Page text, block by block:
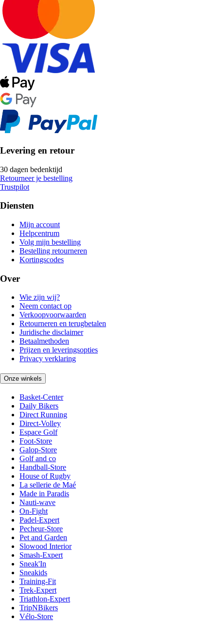
Levering en retour
30 dagen bedenktijd
Retourneer je bestelling
Trustpilot
Diensten
Mijn account
Helpcentrum
Volg mijn bestelling
Bestelling retourneren
Kortingscodes
Over
Wie zijn wij?
Neem contact op
Verkoopvoorwaarden
Retourneren en terugbetalen
Juridische disclaimer
Betaalmethoden
Prijzen en leveringsopties
Privacy verklaring
Onze winkels
Basket-Center
Daily Bikers
Direct Running
Direct-Volley
Espace Golf
Foot-Store
Galop-Store
Golf and co
Handball-Store
House of Rugby
La sellerie de Maé
Made in Paradis
Nauti-wave
On-Fight
Padel-Expert
Pecheur-Store
Pet and Garden
Slowood Interior
Smash-Expert
Sneak'In
Sneakids
Training-Fit
Trek-Expert
Triathlon-Expert
TripNBikers
Vélo-Store